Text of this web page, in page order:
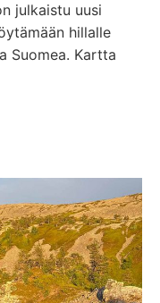
julkaistu uusi
hillalle
Suomea. Kartta